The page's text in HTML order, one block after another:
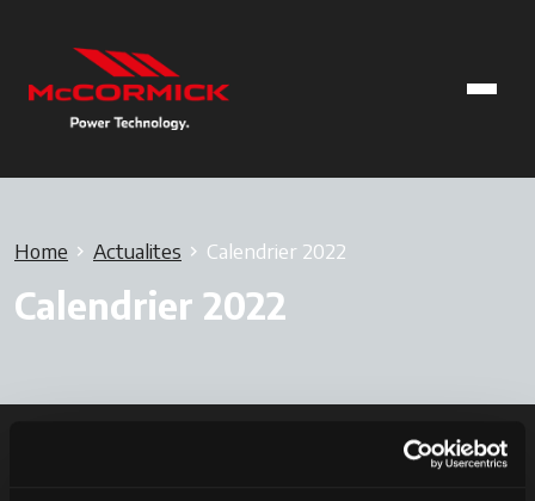
Home Actualites Calendrier 2022
Calendrier 2022